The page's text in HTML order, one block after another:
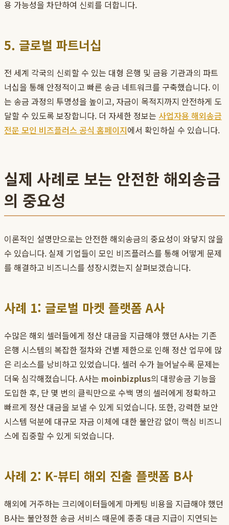
용 가능성을 차단하여 신뢰를 더합니다.
5. 글로벌 파트너십
전 세계 각국의 신뢰할 수 있는 대형 은행 및 금융 기관과의 파트
너십을 통해 안정적이고 빠른 송금 네트워크를 구축했습니다. 이
는 송금 과정의 투명성을 높이고, 자금이 목적지까지 안전하게 도
달할 수 있도록 보장합니다. 더 자세한 정보는 사업자용 해외송금
전문 모인 비즈플러스 공식 홈페이지에서 확인하실 수 있습니다.
실제 사례로 보는 안전한 해외송금
의 중요성
이론적인 설명만으로는 안전한 해외송금의 중요성이 와닿지 않을
수 있습니다. 실제 기업들이 모인 비즈플러스를 통해 어떻게 문제
를 해결하고 비즈니스를 성장시켰는지 살펴보겠습니다.
사례 1: 글로벌 마켓 플랫폼 A사
수많은 해외 셀러들에게 정산 대금을 지급해야 했던 A사는 기존
은행 시스템의 복잡한 절차와 건별 제한으로 인해 정산 업무에 많
은 리소스를 낭비하고 있었습니다. 셀러 수가 늘어날수록 문제는
더욱 심각해졌습니다. A사는 moinbizplus의 대량송금 기능을
도입한 후, 단 몇 번의 클릭만으로 수백 명의 셀러에게 정확하고
빠르게 정산 대금을 보낼 수 있게 되었습니다. 또한, 강력한 보안
시스템 덕분에 대규모 자금 이체에 대한 불안감 없이 핵심 비즈니
스에 집중할 수 있게 되었습니다.
사례 2: K-뷰티 해외 진출 플랫폼 B사
해외에 거주하는 크리에이터들에게 마케팅 비용을 지급해야 했던
B사는 불안정한 송금 서비스 때문에 종종 대금 지급이 지연되는